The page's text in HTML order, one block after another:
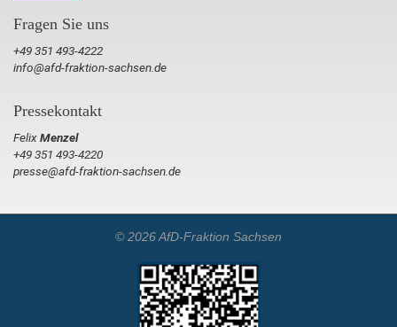
Fragen Sie uns
+49 351 493-4222
info@afd-fraktion-sachsen.de
Pressekontakt
FelixMenzel
+49 351 493-4220
presse@afd-fraktion-sachsen.de
© 2026 AfD-Fraktion Sachsen